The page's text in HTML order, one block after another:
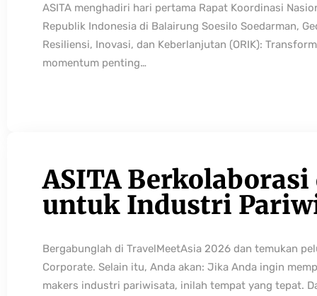
ASITA menghadiri hari pertama Rapat Koordinasi
Republik Indonesia di Balairung Soesilo Soedarman,
Resiliensi, Inovasi, dan Keberlanjutan (ORIK):
momentum penting…
ASITA
untuk Industri
Bergabunglah di TravelMeetAsia 2026 dan temukan
Corporate. Selain itu, Anda akan: Jika Anda ingin
makers industri pariwisata, inilah tempat yang tepat.